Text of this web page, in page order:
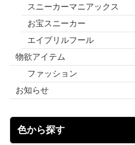
スニーカーマニアックス
お宝スニーカー
エイプリルフール
物欲アイテム
ファッション
お知らせ
色から探す